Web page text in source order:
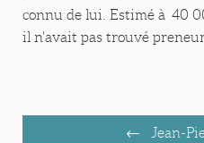
connu de lui. Estimé à 40
il n'avait pas trouvé
Jean-